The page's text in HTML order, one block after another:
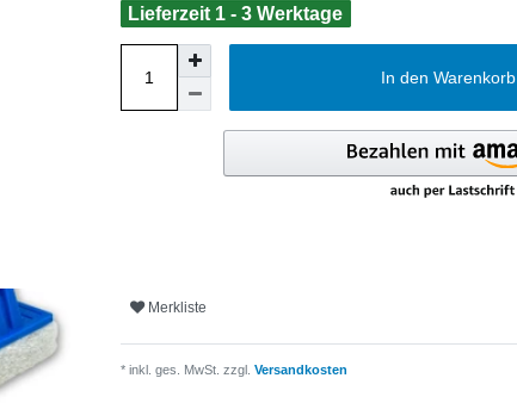
Lieferzeit 1 - 3 Werktage
In den Warenkorb
Merkliste
* inkl. ges. MwSt. zzgl. Versandkosten